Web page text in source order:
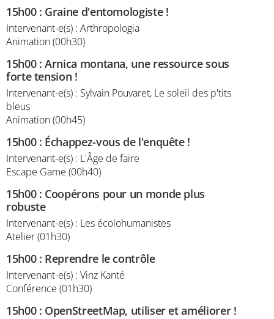
15h00: Graine d'entomologiste !
Intervenant-e(s) : Arthropologia
Animation (00h30)
15h00:Arnica montana, une ressource sous
forte tension !
Intervenant-e(s) : Sylvain Pouvaret, Le soleil des p'tits
bleus
Animation (00h45)
15h00: Échappez-vous de l'enquête !
Intervenant-e(s) : L'Âge de faire
Escape Game (00h40)
15h00: Coopérons pour un monde plus
robuste
Intervenant-e(s) : Les écolohumanistes
Atelier (01h30)
15h00: Reprendre le contrôle
Intervenant-e(s) : Vinz Kanté
Conférence (01h30)
15h00: OpenStreetMap, utiliser et améliorer !